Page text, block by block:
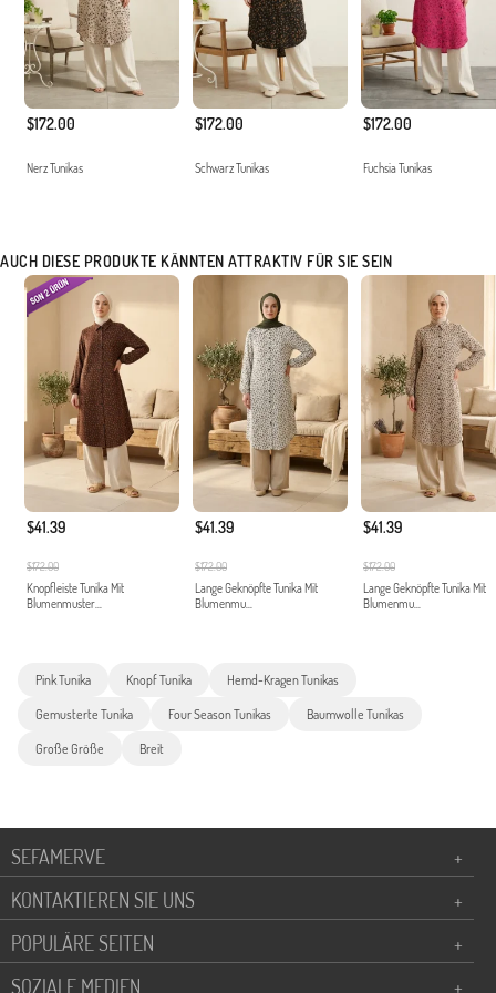
$172.00
Nerz Tunikas
$172.00
Schwarz Tunikas
$172.00
Fuchsia Tunikas
AUCH DIESE PRODUKTE KÄNNTEN ATTRAKTIV FÜR SIE SEIN
$41.39
$172.00
Knopfleiste Tunika Mit
Blumenmuster...
$41.39
$172.00
Lange Geknöpfte Tunika Mit
Blumenmu...
$41.39
$172.00
Lange Geknöpfte Tunika Mit
Blumenmu...
Pink Tunika Knopf Tunika Hemd-Kragen Tunikas
Gemusterte Tunika Four Season Tunikas Baumwolle Tunikas
Große Größe Breit
SEFAMERVE
+
KONTAKTIEREN SIE UNS
+
POPULÄRE SEITEN
+
SOZIALE MEDIEN
+